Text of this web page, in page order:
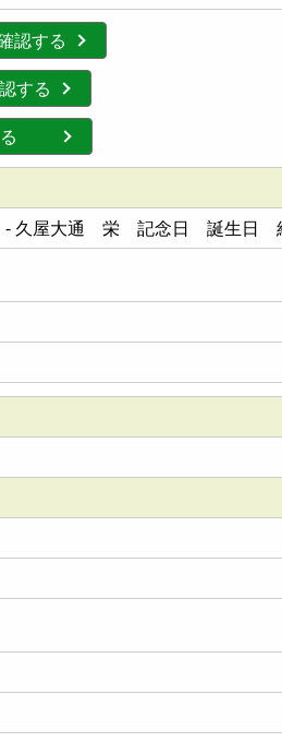
認する
する
る
- 久屋大通 栄 記念日 誕生日